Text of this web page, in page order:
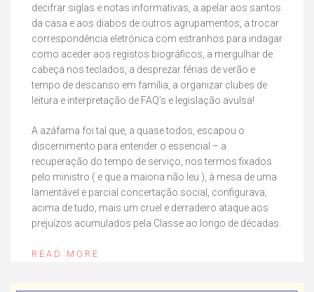
decifrar siglas e notas informativas, a apelar aos santos
da casa e aos diabos de outros agrupamentos, a trocar
correspondência eletrónica com estranhos para indagar
como aceder aos registos biográficos, a mergulhar de
cabeça nos teclados, a desprezar férias de verão e
tempo de descanso em família, a organizar clubes de
leitura e interpretação de FAQ’s e legislação avulsa!
A azáfama foi tal que, a quase todos, escapou o
discernimento para entender o essencial – a
recuperação do tempo de serviço, nos termos fixados
pelo ministro ( e que a maioria não leu ), à mesa de uma
lamentável e parcial concertação social, configurava,
acima de tudo, mais um cruel e derradeiro ataque aos
prejuízos acumulados pela Classe ao longo de décadas.
READ MORE